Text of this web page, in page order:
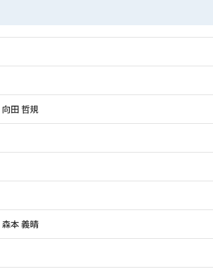
田 哲規
本 義晴